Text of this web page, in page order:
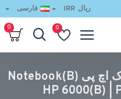
ریال IRR فارسی
0
0
قاب دور ال سی دی نوت بوک اچ پی (B)Notebook
HP 6000(B) |